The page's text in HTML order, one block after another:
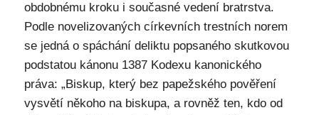
obdobnému kroku i současné vedení bratrstva.
Podle novelizovaných církevních trestních norem
se jedná o spáchání deliktu popsaného skutkovou
podstatou kánonu 1387 Kodexu kanonického
práva: „Biskup, který bez papežského pověření
vysvětí někoho na biskupa, a rovněž ten, kdo od